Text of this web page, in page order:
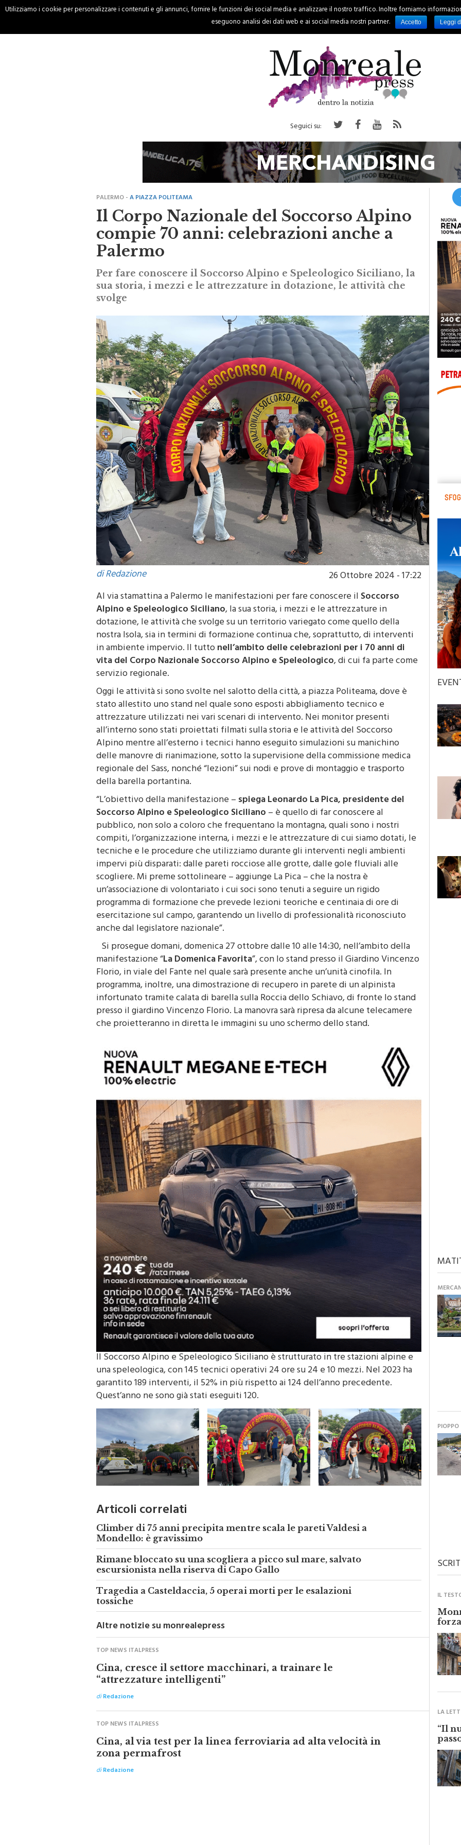
HOME CRONACA PALERMO REGIONE EVENTI RUBRICHE SPORT
Seguici su:
Il Corpo Nazionale del Soccorso Alpino
compie 70 anni: celebrazioni anche a
Palermo
Per fare conoscere il Soccorso Alpino e Speleologico Siciliano, la
sua storia, i mezzi e le attrezzature in dotazione, le attività che
svolge
di Redazione
26 Ottobre 2024 - 17:22
Al via stamattina a Palermo le manifestazioni per fare conoscere ilSoccorso
Alpino e Speleologico Siciliano, la sua storia, i mezzi e le attrezzature in
dotazione, le attività che svolge su un territorio variegato come quello della
nostra Isola, sia in termini di formazione continua che, soprattutto, di interventi
in ambiente impervio. Il tuttonell’ambito delle celebrazioni per i 70 anni di
vita del Corpo Nazionale Soccorso Alpino e Speleologico, di cui fa parte come
servizio regionale.
Oggi le attività si sono svolte nel salotto della città, a piazza Politeama, dove è
stato allestito uno stand nel quale sono esposti abbigliamento tecnico e
attrezzature utilizzati nei vari scenari di intervento. Nei monitor presenti
all’interno sono stati proiettati filmati sulla storia e le attività del Soccorso
Alpino mentre all’esterno i tecnici hanno eseguito simulazioni su manichino
delle manovre di rianimazione, sotto la supervisione della commissione medica
regionale del Sass, nonché “lezioni” sui nodi e prove di montaggio e trasporto
della barella portantina.
“L’obiettivo della manifestazione –spiega Leonardo La Pica, presidente del
Soccorso Alpino e Speleologico Siciliano– è quello di far conoscere al
pubblico, non solo a coloro che frequentano la montagna, quali sono i nostri
compiti, l’organizzazione interna, i mezzi e le attrezzature di cui siamo dotati, le
tecniche e le procedure che utilizziamo durante gli interventi negli ambienti
impervi più disparati: dalle pareti rocciose alle grotte, dalle gole fluviali alle
scogliere. Mi preme sottolineare – aggiunge La Pica – che la nostra è
un’associazione di volontariato i cui soci sono tenuti a seguire un rigido
programma di formazione che prevede lezioni teoriche e centinaia di ore di
esercitazione sul campo, garantendo un livello di professionalità riconosciuto
anche dal legislatore nazionale”.
Si prosegue domani, domenica 27 ottobre dalle 10 alle 14:30, nell’ambito della
manifestazione “La Domenica Favorita”, con lo stand presso il Giardino Vincenzo
Florio, in viale del Fante nel quale sarà presente anche un’unità cinofila. In
programma, inoltre, una dimostrazione di recupero in parete di un alpinista
infortunato tramite calata di barella sulla Roccia dello Schiavo, di fronte lo stand
presso il giardino Vincenzo Florio. La manovra sarà ripresa da alcune telecamere
che proietteranno in diretta le immagini su uno schermo dello stand.
Il Soccorso Alpino e Speleologico Siciliano è strutturato in tre stazioni alpine e
una speleologica, con 145 tecnici operativi 24 ore su 24 e 10 mezzi. Nel 2023 ha
garantito 189 interventi, il 52% in più rispetto ai 124 dell’anno precedente.
Quest’anno ne sono già stati eseguiti 120.
Articoli correlati
Climber di 75 anni precipita mentre scala le pareti Valdesi a
Mondello: è gravissimo
Rimane bloccato su una scogliera a picco sul mare, salvato
escursionista nella riserva di Capo Gallo
Tragedia a Casteldaccia, 5 operai morti per le esalazioni
tossiche
Altre notizie su monrealepress
Cina, cresce il settore macchinari, a trainare le
“attrezzature intelligenti”
Cina, al via test per la linea ferroviaria ad alta velocità in
zona permafrost
PIOPPO
“Il
Utilizziamo i cookie per personalizzare i contenuti e gli annunci, fornire le funzioni dei social media e analizzare il nostro traffico. Inoltre forniamo
eseguono analisi dei dati web e ai social media nostri partner.
Accetto Leggi